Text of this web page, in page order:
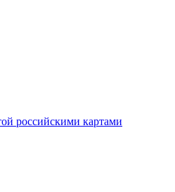
российскими картами